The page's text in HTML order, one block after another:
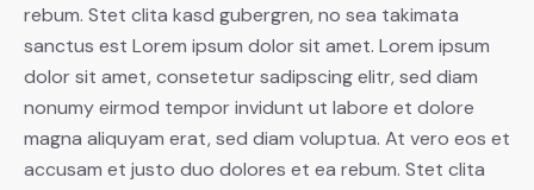
rebum. Stet clita kasd gubergren, no sea takimata
sanctus est Lorem ipsum dolor sit amet. Lorem ipsum
dolor sit amet, consetetur sadipscing elitr, sed diam
nonumy eirmod tempor invidunt ut labore et dolore
magna aliquyam erat, sed diam voluptua. At vero eos et
accusam et justo duo dolores et ea rebum. Stet clita